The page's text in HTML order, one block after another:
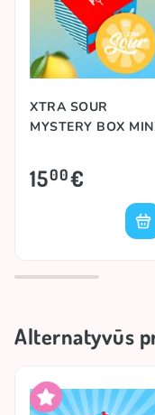
XTRA SOUR
MYSTERY BOX
1500€
Alternatyvūs